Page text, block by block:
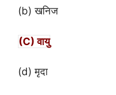
(b) खनिज
(C) वायु
(d) मृदा